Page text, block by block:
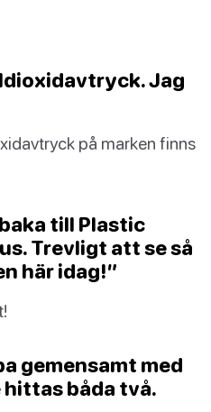
Jag
på marken finns
till Plastic
Trevligt att se så
här idag!”
gemensamt med
hittas båda två.